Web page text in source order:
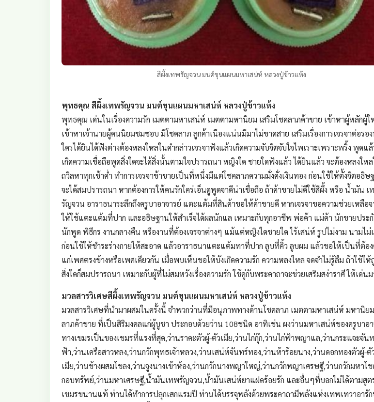
สีผึ้งเทพรัญจวน มนต์ขุนแผนมหาเสน่ห์ หลวงปู่ข้าวแห้ง
พุทธคุณ สีผึ้งเทพรัญจวน มนต์ขุนแผนมหาเสน่ห์ หลวงปู่ข้าวแห้ง
พุทธคุณ เด่นในเรื่องความรัก เมตตามหาเสน่ห์ เมตตามหานิยม เสริมโชคลาภค้าขาย เข้าหาผู้หลักผู้
เข้าหาเจ้านายผู้คนนิยมชมชอบ มีโชคลาภ ลูกค้าเนืองแน่นมีมาไม่ขาดสาย เสริมเรื่องการเจรจาต่อรอ
ใครได้ยินได้ฟังต่างต้องหลงใหลในคำกล่าวเจรจาฟังแล้วเกิดความจับจิตจับใจไพเราะเพราะพริ้ง พูดแ
เกิดความเชื่อถือพูดสิ่งใดจะได้สิ่งนั้นตามใจปรารถนา หญิงใด ชายใดฟังแล้ว ได้ยินแล้ว จะต้องหลงใหล
ถวิลหาทุกเช้าค่ำ ทำการเจรจาข้าขายเป็นที่หนึ่งมีแต่โชคลาภความมั่งคั่งเงินทอง ก่อนใช้ให้ตั้งจิตอธิษ
จะได้สมปรารถนา หากต้องการให้คนรักใคร่เอ็นดูพูดจาดีน่าเชื่อถือ ถ้าค้าขายไม่ดีใช้สีผึ้ง หรือ น้ำมัน เ
รัญจวน อาราธนาระลึกถึงครูบาอาจารย์ แตะแต้มที่สินค้าขอให้ค้าขายดี หากเจรจาขอความช่วยเหลือ
ให้ใช้แตะแต้มที่ปาก และอธิษฐานให้สำเร็จได้ผลนักแล เหมาะกับทุกอาชีพ พ่อค้า แม่ค้า นักขายประ
นักพูด พิธีกร งานกลางคืน หรืองานที่ต้องเจรจาต่างๆ แม้แต่หญิงใดชายใด ไร้เสน่ห์ รูปไม่งาม นามไม่
ก่อนใช้ให้ชำระร่างกายให้สะอาด แล้วอาราธนาแตะแต้มทาที่ปาก ลูบที่คิ้ว ลูบผม แล้วขอให้เป็นที่ต้อง
แก่เพศตรงข้างหรือเพศเดียวกัน เมื่อพบเห็นขอให้บังเกิดความรัก ความหลงใหล จดจำไม่รู้ลืม ถ้าใช้ให้
สิ่งใดก็สมปรารถนา เหมาะกับผู้ที่ไม่สมหวังเรื่องความรัก ใช้คู่กับพระคาถาจะช่วยเสริมสง่าราศี ให้เด่น
มวลสารวิเศษสีผึ้งเทพรัญจวน มนต์ขุนแผนมหาเสน่ห์ หลวงปู่ข้าวแห้ง
มวลสารวิเศษที่นำมาผสมในครั้งนี้ จำพวกว่านที่มีอนุภาพทางด้านโชคลาภ เมตตามหาเสน่ห์ มหานิย
ลาภค้าขาย ที่เป็นสิริมงคลแก่ผู้บูชา ประกอบด้วยว่าน 108ชนิด อาทิเช่น ผงว่านมหาเสน่ห์ของครูบาอา
ทางเขมรเป็นของเขมรที่แรงที่สุด,ว่านราคะตัวผู้-ตัวเมีย,ว่านไก่กุ๊ก,ว่านไก่ฟ้าพญาแล,ว่านกระแจะจัน
ฟ้า,ว่านเครือสาวหลง,ว่านกวักพุทธเจ้าหลวง,ว่านเสน่ห์จันทร์ทอง,ว่านห้าร้อยนาง,ว่านดอกทองตัวผู้-ตั
เมีย,ว่านช้างผสมโขลง,ว่านจูงนางเข้าห้อง,ว่านกวักนางพญาใหญ่,ว่านกวักพญาเศรษฐี,ว่านกวักมหาโ
กอบทรัพย์,ว่านมหาเศรษฐี,น้ำมันเทพรัญจวน,น้ำมันเสน่ห์ยาแฝดร้อยรัก และอื่นๆที่บอกไม่ได้ตามสูต
เขมรขนานแท้ ท่านได้ทำการปลุกเสกแรมปี ท่านได้บรรจุพลังด้วยพระคาถามีพลังแห่งเทพเทวาอารั